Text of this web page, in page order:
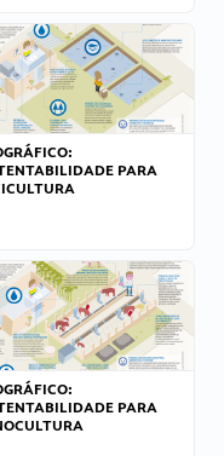
PARA
PARA